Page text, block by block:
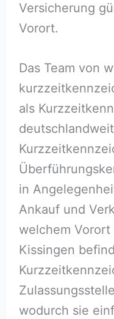
Versicherung
Vorort.
Das Team von
als
in
Ankauf und
welchem Vorort
Kissingen
wodurch sie